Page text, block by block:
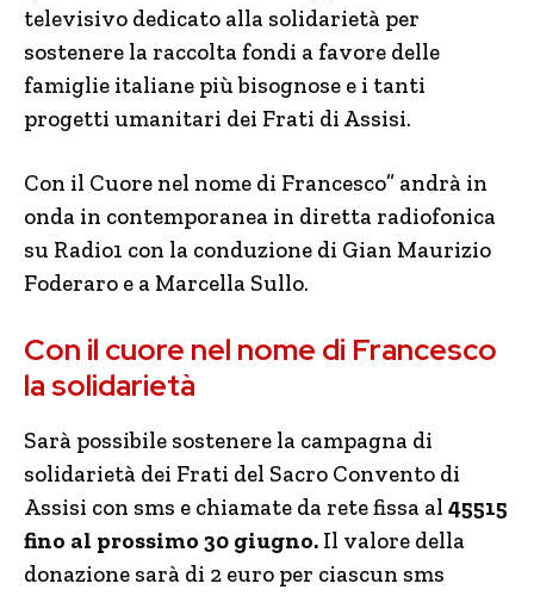
televisivo dedicato alla solidarietà per
sostenere la raccolta fondi a favore delle
famiglie italiane più bisognose e i tanti
progetti umanitari dei Frati di Assisi.
Con il Cuore nel nome di Francesco” andrà in
onda in contemporanea in diretta radiofonica
su Radio1 con la conduzione di Gian Maurizio
Foderaro e a Marcella Sullo.
Con il cuore nel nome di Francesco
la solidarietà
Sarà possibile sostenere la campagna di
solidarietà dei Frati del Sacro Convento di
Assisi con sms e chiamate da rete fissa al 45515
fino al prossimo 30 giugno. Il valore della
donazione sarà di 2 euro per ciascun sms